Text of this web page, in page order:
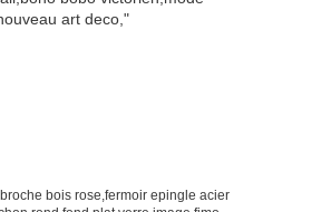
bois rose,fermoir epingle acier